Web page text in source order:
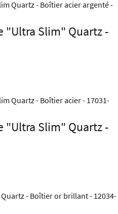
"Ultra Slim" Quartz -
"Ultra Slim" Quartz -